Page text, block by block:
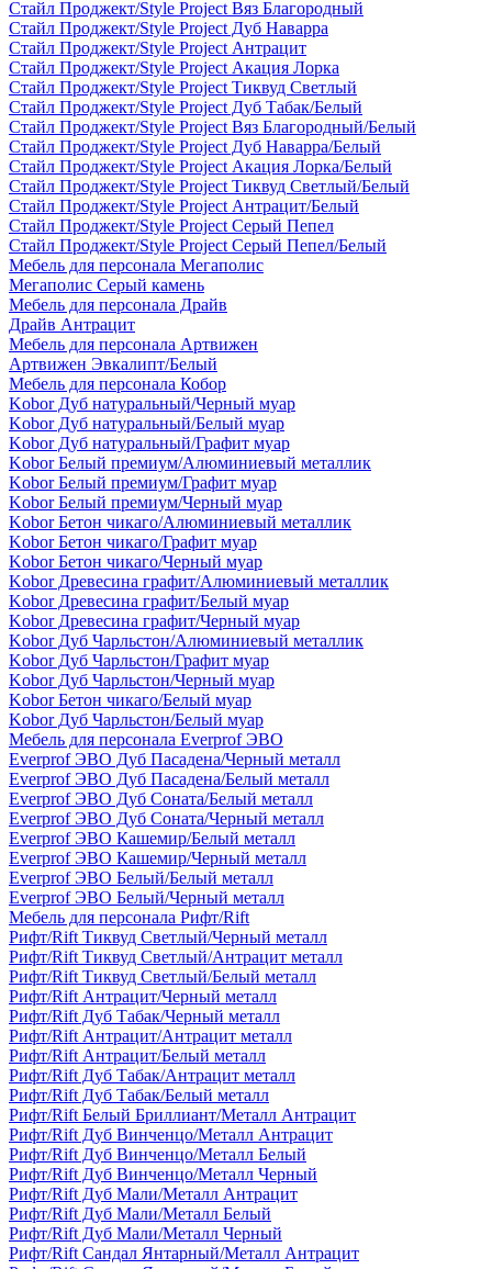
Стайл Проджект/Style Project Вяз Благородный
Стайл Проджект/Style Project Дуб Наварра
Стайл Проджект/Style Project Антрацит
Стайл Проджект/Style Project Акация Лорка
Стайл Проджект/Style Project Тиквуд Светлый
Стайл Проджект/Style Project Дуб Табак/Белый
Стайл Проджект/Style Project Вяз Благородный/Белый
Стайл Проджект/Style Project Дуб Наварра/Белый
Стайл Проджект/Style Project Акация Лорка/Белый
Стайл Проджект/Style Project Тиквуд Светлый/Белый
Стайл Проджект/Style Project Антрацит/Белый
Стайл Проджект/Style Project Серый Пепел
Стайл Проджект/Style Project Серый Пепел/Белый
Мебель для персонала Мегаполис
Мегаполис Серый камень
Мебель для персонала Драйв
Драйв Антрацит
Мебель для персонала Артвижен
Артвижен Эвкалипт/Белый
Мебель для персонала Кобор
Kobor Дуб натуральный/Черный муар
Kobor Дуб натуральный/Белый муар
Kobor Дуб натуральный/Графит муар
Kobor Белый премиум/Алюминиевый металлик
Kobor Белый премиум/Графит муар
Kobor Белый премиум/Черный муар
Kobor Бетон чикаго/Алюминиевый металлик
Kobor Бетон чикаго/Графит муар
Kobor Бетон чикаго/Черный муар
Kobor Древесина графит/Алюминиевый металлик
Kobor Древесина графит/Белый муар
Kobor Древесина графит/Черный муар
Kobor Дуб Чарльстон/Алюминиевый металлик
Kobor Дуб Чарльстон/Графит муар
Kobor Дуб Чарльстон/Черный муар
Kobor Бетон чикаго/Белый муар
Kobor Дуб Чарльстон/Белый муар
Мебель для персонала Everprof ЭВО
Everprof ЭВО Дуб Пасадена/Черный металл
Everprof ЭВО Дуб Пасадена/Белый металл
Everprof ЭВО Дуб Соната/Белый металл
Everprof ЭВО Дуб Соната/Черный металл
Everprof ЭВО Кашемир/Белый металл
Everprof ЭВО Кашемир/Черный металл
Everprof ЭВО Белый/Белый металл
Everprof ЭВО Белый/Черный металл
Мебель для персонала Рифт/Rift
Рифт/Rift Тиквуд Светлый/Черный металл
Рифт/Rift Тиквуд Светлый/Антрацит металл
Рифт/Rift Тиквуд Светлый/Белый металл
Рифт/Rift Антрацит/Черный металл
Рифт/Rift Дуб Табак/Черный металл
Рифт/Rift Антрацит/Антрацит металл
Рифт/Rift Антрацит/Белый металл
Рифт/Rift Дуб Табак/Антрацит металл
Рифт/Rift Дуб Табак/Белый металл
Рифт/Rift Белый Бриллиант/Металл Антрацит
Рифт/Rift Дуб Винченцо/Металл Антрацит
Рифт/Rift Дуб Винченцо/Металл Белый
Рифт/Rift Дуб Винченцо/Металл Черный
Рифт/Rift Дуб Мали/Металл Антрацит
Рифт/Rift Дуб Мали/Металл Белый
Рифт/Rift Дуб Мали/Металл Черный
Рифт/Rift Сандал Янтарный/Металл Антрацит